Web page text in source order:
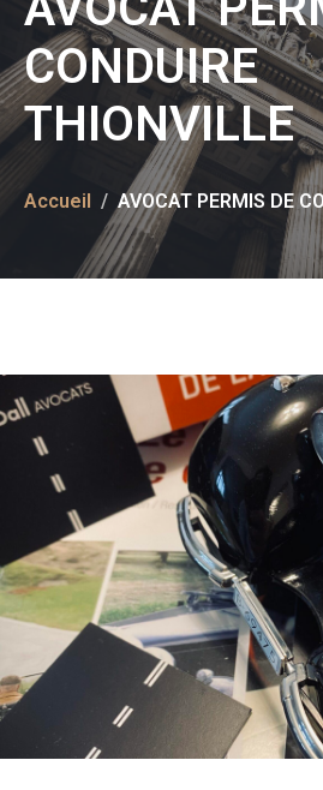
CONDUIRE
THIONVILLE
Accueil AVOCAT PERMIS DE